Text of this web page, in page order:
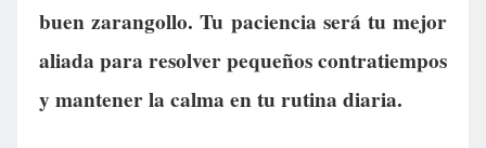
buen zarangollo. Tu paciencia será tu mejor
aliada para resolver pequeños contratiempos
y mantener la calma en tu rutina diaria.